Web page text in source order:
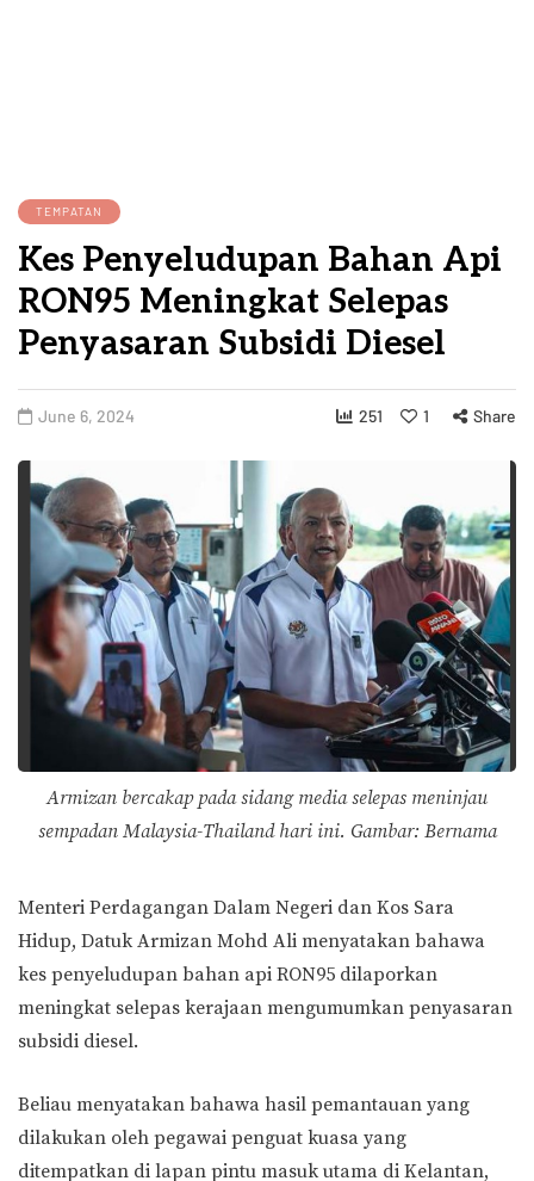
TEMPATAN
Kes Penyeludupan Bahan Api
RON95 Meningkat Selepas
Penyasaran Subsidi Diesel
June 6, 2024 251 1 Share
Armizan bercakap pada sidang media selepas meninjau
sempadan Malaysia-Thailand hari ini. Gambar: Bernama
Menteri Perdagangan Dalam Negeri dan Kos Sara
Hidup, Datuk Armizan Mohd Ali menyatakan bahawa
kes penyeludupan bahan api RON95 dilaporkan
meningkat selepas kerajaan mengumumkan penyasaran
subsidi diesel.
Beliau menyatakan bahawa hasil pemantauan yang
dilakukan oleh pegawai penguat kuasa yang
ditempatkan di lapan pintu masuk utama di Kelantan,